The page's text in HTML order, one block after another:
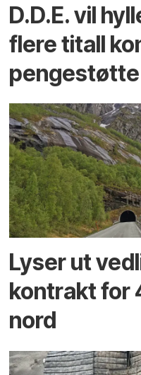
D.D.E. vil
flere titall
pengestøtte
Lyser ut
kontrakt for
nord